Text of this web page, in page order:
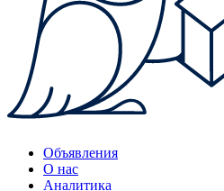
Объявления
О нас
Аналитика